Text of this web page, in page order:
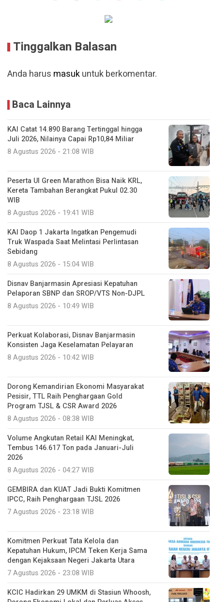
Tinggalkan Balasan
Anda harus masukuntuk berkomentar.
Baca Lainnya
KAI Catat 14.890 Barang Tertinggal hingga
Juli 2026, Nilainya Capai Rp10,84 Miliar
8 Agustus 2026 - 21:08 WIB
Peserta UI Green Marathon Bisa Naik KRL,
Kereta Tambahan Berangkat Pukul 02.30
WIB
8 Agustus 2026 - 19:41 WIB
KAI Daop 1 Jakarta Ingatkan Pengemudi
Truk Waspada Saat Melintasi Perlintasan
Sebidang
8 Agustus 2026 - 15:04 WIB
Disnav Banjarmasin Apresiasi Kepatuhan
Pelaporan SBNP dan SROP/VTS Non-DJPL
8 Agustus 2026 - 10:49 WIB
Perkuat Kolaborasi, Disnav Banjarmasin
Konsisten Jaga Keselamatan Pelayaran
8 Agustus 2026 - 10:42 WIB
Dorong Kemandirian Ekonomi Masyarakat
Pesisir, TTL Raih Penghargaan Gold
Program TJSL & CSR Award 2026
8 Agustus 2026 - 08:38 WIB
Volume Angkutan Retail KAI Meningkat,
Tembus 146.617 Ton pada Januari-Juli
2026
8 Agustus 2026 - 04:27 WIB
GEMBIRA dan KUAT Jadi Bukti Komitmen
IPCC, Raih Penghargaan TJSL 2026
7 Agustus 2026 - 23:18 WIB
Komitmen Perkuat Tata Kelola dan
Kepatuhan Hukum, IPCM Teken Kerja Sama
dengan Kejaksaan Negeri Jakarta Utara
7 Agustus 2026 - 23:08 WIB
KCIC Hadirkan 29 UMKM di Stasiun Whoosh,